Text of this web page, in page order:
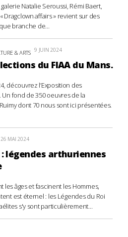
Natalie Seroussi, Rémi Baert,
Dragclown affairs » revient sur des
branche de...
& ARTS 9 JUIN 2024
du FIAA du Mans.
découvrez l’Exposition des
fond de 350 oeuvres de la
dont 70 nous sont ici présentées.
26 MAI 2024
légendes arthuriennes
les âges et fascinent les Hommes,
est éternel : les Légendes du Roi
s'y sont particulièrement...